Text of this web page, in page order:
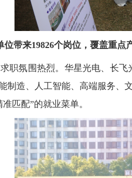
位带来19826个岗位，覆盖重点
氛围热烈。华星光电、长飞
制造、人工智能、高端服务、
准匹配”的就业菜单。